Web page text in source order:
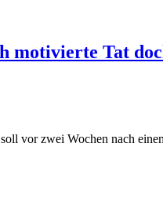
motivierte Tat
vor zwei Wochen nach